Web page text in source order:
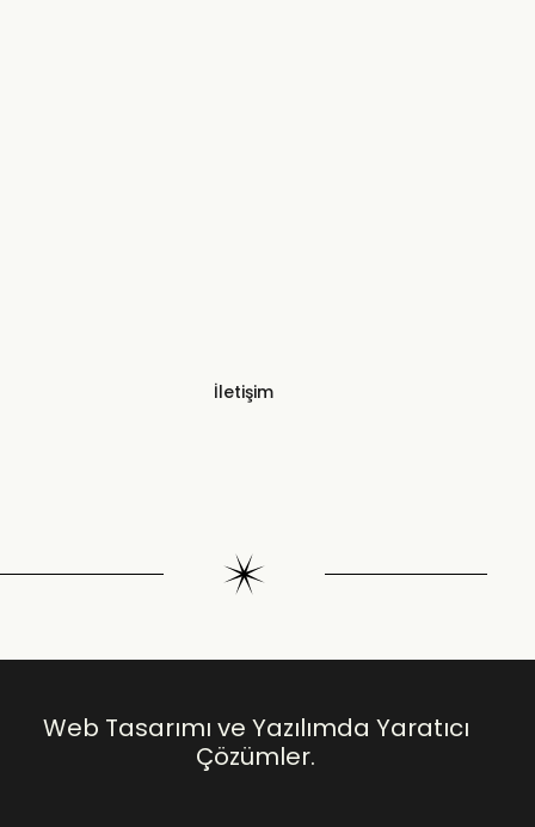
İletişim
Web Tasarımı ve Yazılımda Yaratıcı
Çözümler.